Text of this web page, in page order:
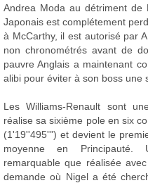
Andrea Moda au détriment
Japonais est complétement
à McCarthy, il est autorisé par
non chronométrés avant de
pauvre Anglais a maintenant
alibi pour éviter à son boss une
Les Williams-Renault sont
réalise sa sixième pole en six
(1'19''495''') et devient le
moyenne en Principauté.
remarquable que réalisée
demande où Nigel a été